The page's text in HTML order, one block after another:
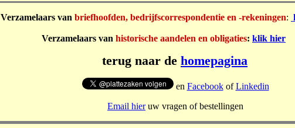
Verzamelaars van briefhoofden, bedrijfscorrespondentie en -rekeningen:
Verzamelaars van historische aandelen en obligaties: klik hier
terug naar de homepagina
en FacebookofLinkedin
Email hieruw vragen of bestellingen